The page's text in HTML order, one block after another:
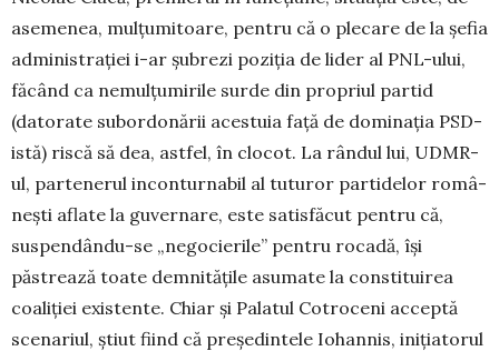
aseme­nea, mulţumitoare, pentru că o plecare de la şefia
administraţiei i-ar șu­brezi poziţia de lider al PNL-ului,
făcând ca nemul­ţumirile surde din propriul partid
(datorate subor­donării acestuia față de dominaţia PSD-
istă) riscă să dea, astfel, în clocot. La rândul lui, UDMR-
ul, par­te­nerul inconturnabil al tuturor partidelor româ­
neşti aflate la guvernare, este satisfăcut pentru că,
suspendându-se „nego­cierile” pentru rocadă, își
păstrează toate dem­ni­tățile asumate la constituirea
coaliţiei existente. Chiar și Palatul Cotroceni accep­tă
scenariul, ştiut fiind că preşedintele Iohannis, iniţiatorul